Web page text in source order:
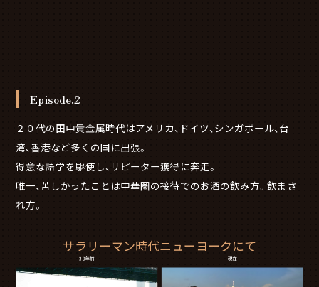
Episode.2
２０代の田中貴金属時代はアメリカ、ドイツ、シンガポール、台
湾、香港など多くの国に出張。
得意な語学を駆使し、リピーター獲得に奔走。
唯一、苦しかったことは中華圏の接待でのお酒の飲み方。飲まさ
れ方。
サラリーマン時代ニューヨークにて